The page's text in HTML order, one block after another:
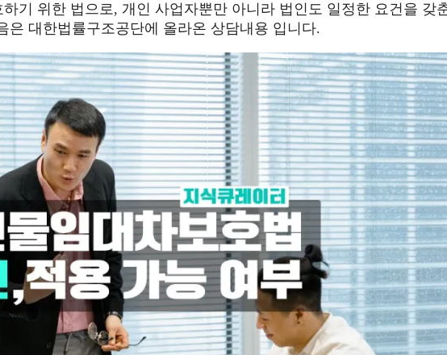
기 위한 법으로, 개인 사업자뿐만 아니라 법인도 일정한 요건을 갖
은 대한법률구조공단에 올라온 상담내용 입니다.